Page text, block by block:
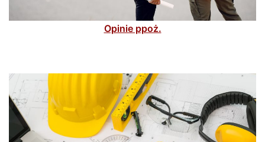
Opinie ppoż.